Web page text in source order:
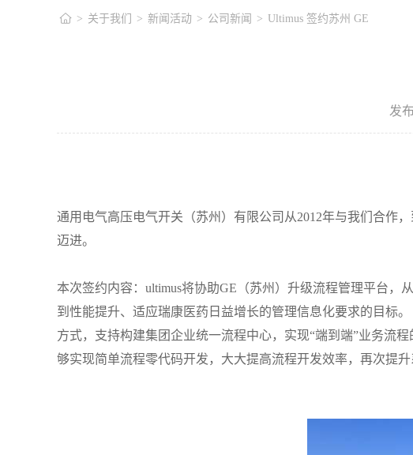
> 关于我们 > 新闻活动 > 公司新闻 > Ultimus 签约苏州 GE
发
通用电气高压电气开关（苏州）有限公司从2012年与我们合作
迈进。
本次签约内容： ultimus将协助GE （苏州）升级流程管理平台，从
到性能提升、适应瑞康医药日益增长的管理信息化要求的目标。
方式，支持构建集团企业统一流程中心，实现“端到端”业务流
够实现简单流程零代码开发，大大提高流程开发效率，再次提